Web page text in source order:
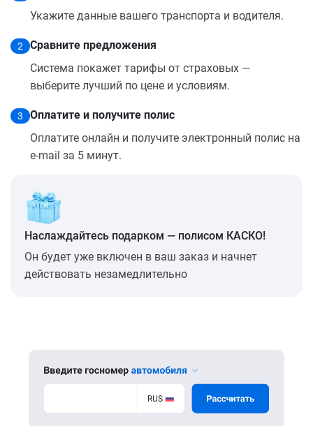
Укажите данные вашего транспорта и водителя.
2
Сравните предложения
Система покажет тарифы от страховых —
выберите лучший по цене и условиям.
3
Оплатите и получите полис
Оплатите онлайн и получите электронный полис на
e-mail за 5 минут.
Наслаждайтесь подарком — полисом КАСКО!
Он будет уже включен в ваш заказ и начнет
действовать незамедлительно